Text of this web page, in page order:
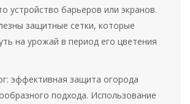
устройство барьеров или экранов.
защитные сетки, которые
на урожай в период его цветения
эффективная защита огорода
подхода. Использование